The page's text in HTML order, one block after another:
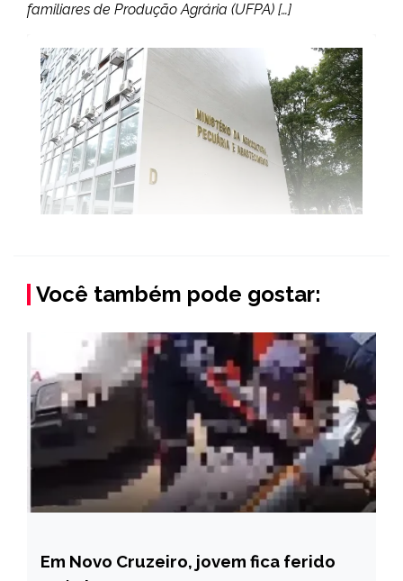
familiares de Produção Agrária (UFPA) […]
Você também pode gostar:
MINAS
Em Novo Cruzeiro, jovem fica ferido